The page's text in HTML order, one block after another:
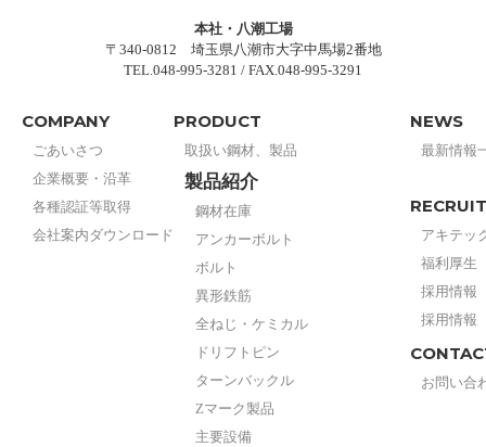
本社・八潮工場
〒340-0812 埼玉県八潮市大字中馬場2番地
TEL.048-995-3281 / FAX.048-995-3291
COMPANY
ごあいさつ
企業概要・沿革
各種認証等取得
会社案内ダウンロード
PRODUCT
取扱い鋼材、製品
製品紹介
鋼材在庫
アンカーボルト
ボルト
異形鉄筋
全ねじ・ケミカル
ドリフトピン
ターンバックル
Zマーク製品
主要設備
NEWS
最新情報
RECRUIT
アキテッ
福利厚生
採用情報
採用情報
お問い合